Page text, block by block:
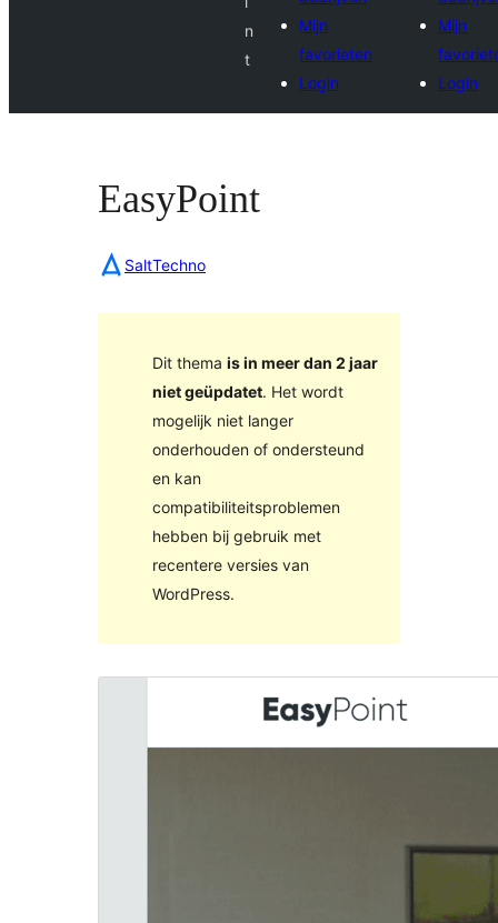
n
t
Mijn
favorieten
Login
Mijn
Login
EasyPoint
SaltTechno
Dit thema is in meer dan 2 jaar
niet geüpdatet. Het wordt
mogelijk niet langer
onderhouden of ondersteund
en kan
compatibiliteitsproblemen
hebben bij gebruik met
recentere versies van
WordPress.